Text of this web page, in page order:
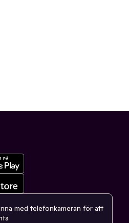
med telefonkameran för att